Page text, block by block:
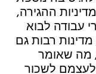
ההגירה,
לבוא
רבות גם
מה שאומר